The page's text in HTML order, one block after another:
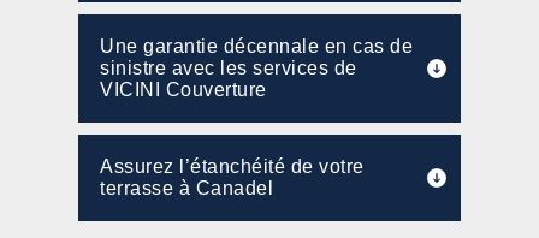
Une garantie décennale en cas de
sinistre avec les services de
VICINI Couverture
Assurez l’étanchéité de votre
terrasse à Canadel